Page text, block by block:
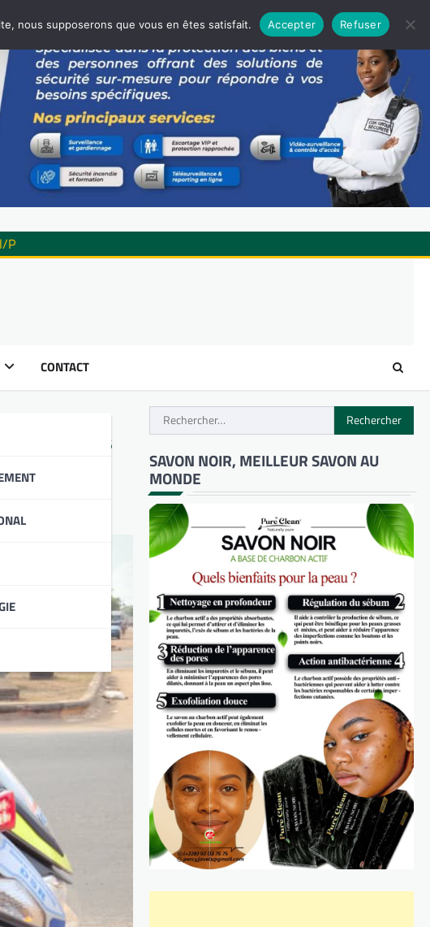
P
CONTACT
sous
Rechercher :
SAVON NOIR, MEILLEUR SAVON AU
MONDE
nous supposerons que vous en êtes satisfait. Accepter Refuser